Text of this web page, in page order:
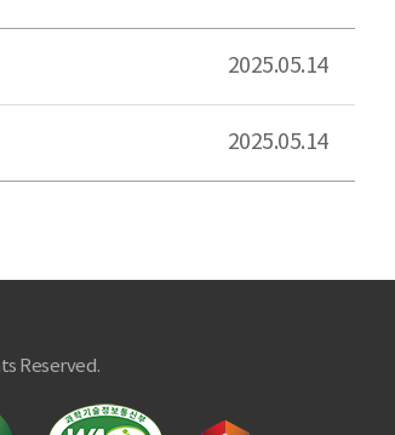
2025.05.14
2025.05.14
Reserved.